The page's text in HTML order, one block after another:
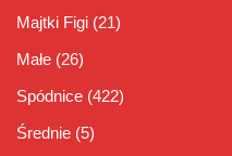
Majtki Figi (21)
Małe (26)
Spódnice (422)
Średnie (5)